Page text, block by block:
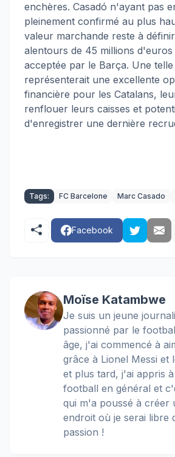
enchères. Casadó n'ayant pas
pleinement confirmé au plus
valeur marchande reste à
alentours de 45 millions
acceptée par le Barça. Une
représenterait une excellente
financière pour les Catalans,
renflouer leurs caisses et
d'enregistrer une dernière
Tags: FC Barcelone Marc Casado
Facebook
Moïse Katambwe
Je suis un jeune
passionné par le
âge, j'ai commencé à
grâce à Lionel Messi et
et plus tard, j'ai appris
football en général et
qui m'a poussé à créer
endroit où je serai libre
passion !